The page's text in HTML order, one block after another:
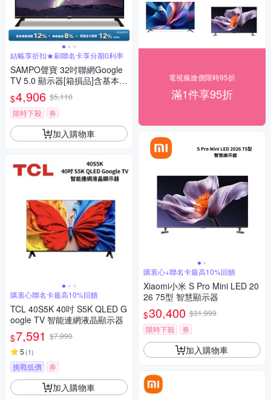
結帳享折扣★刷聯名卡享分期0利率
SAMPO聲寶 32吋聯網Google
TV 5.0 顯示器[箱損品]含基本安
裝+舊機回收
$4,906 $5,110
限時下殺
券
加入購物車
購衷心聯名卡最高10%回饋
TCL 40S5K 40吋 S5K QLED G
oogle TV 智能連網液晶顯示器
$7,591 $7,990
5 (1)
挑戰低價 券
加入購物車
電視瘋搶價限時95折
滿1件享95折
購衷心+聯名卡最高10%回饋
Xiaomi小米 S Pro Mini LED 20
26 75型 智慧顯示器
$30,400 $31,999
限時下殺
券
加入購物車